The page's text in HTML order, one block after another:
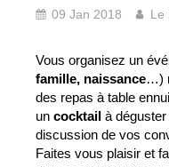
09 Jan 2018 Le
Vous organisez un
famille, naissance…)
des repas à table
un cocktail à
discussion de vos
Faites vous plaisir et